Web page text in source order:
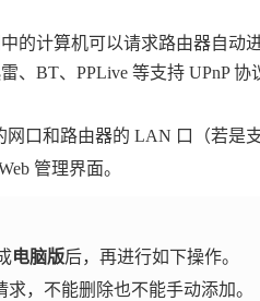
的计算机可以请求路由器自
、BT、PPLive 等支持 UPnP
口和路由器的 LAN 口（若是
管理界面。
电脑版后，再进行如下操作。
，不能删除也不能手动添加。